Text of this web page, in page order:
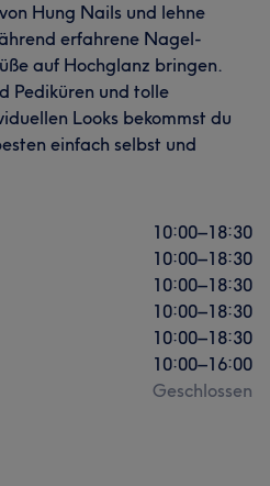
Hung Nails und lehne
erfahrene Nagel-
auf Hochglanz bringen.
Pediküren und tolle
Looks bekommst du
einfach selbst und
10:00–18:30
10:00–18:30
10:00–18:30
10:00–18:30
10:00–18:30
10:00–16:00
Geschlossen